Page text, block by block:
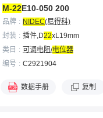
M-22E10-050 200
品牌 NIDEC(尼得科)
封装
插件,D22xL19mm
类目
可调电阻/电位器
编号
C2921904
数据手册 复制